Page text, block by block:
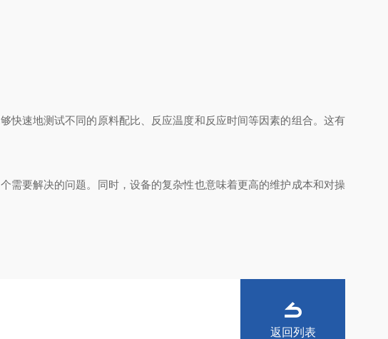
速地测试不同的原料配比、反应温度和反应时间等因素的组合。这有
要解决的问题。同时，设备的复杂性也意味着更高的维护成本和对操
返回列表